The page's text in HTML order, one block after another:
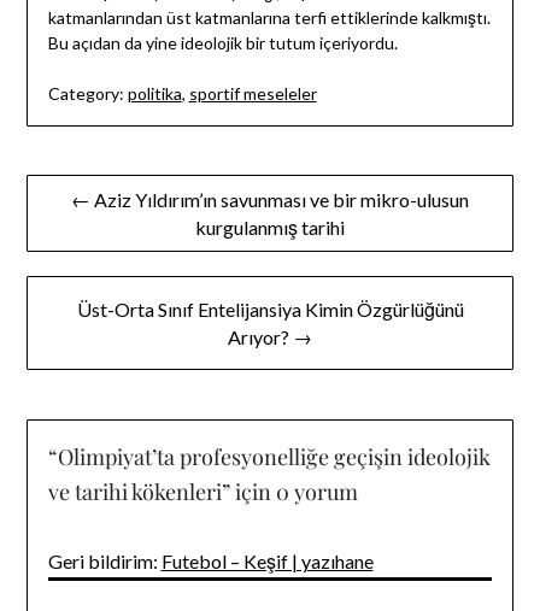
katmanlarından üst katmanlarına terfi ettiklerinde kalkmıştı.
Bu açıdan da yine ideolojik bir tutum içeriyordu.
Category: politika, sportif meseleler
Yazı← Aziz Yıldırım’ın savunması ve bir mikro-ulusun
kurgulanmış tarihi
Üst-Orta Sınıf Entelijansiya Kimin Özgürlüğünü
Arıyor? →
“Olimpiyat’ta profesyonelliğe geçişin ideolojik
ve tarihi kökenleri” için 0 yorum
Geri bildirim: Futebol – Keşif | yazıhane